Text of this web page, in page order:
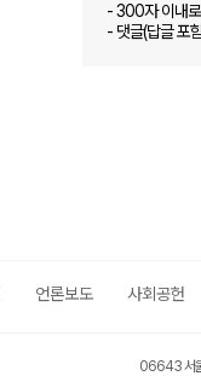
- 300자 이내
- 댓글(답글 포
언론보도 사회공헌
06643 서